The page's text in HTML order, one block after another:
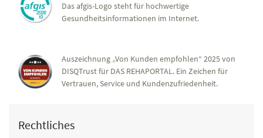
Das afgis-Logo steht für hochwertige
Gesundheitsinformationen im Internet.
Auszeichnung „Von Kunden empfohlen“ 2025 von
DISQTrust für DAS REHAPORTAL. Ein Zeichen für
Vertrauen, Service und Kundenzufriedenheit.
Rechtliches